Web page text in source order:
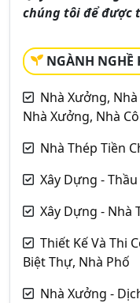
chúng tôi để được
NGÀNH NGHỀ
Nhà Xưởng,
Nhà Xưởng, Nhà
Nhà Thép Tiền
Xây Dựng -
Xây Dựng - Nhà
Thiết Kế Và Thi
Biệt Thự, Nhà Phố
Nhà Xưởng -